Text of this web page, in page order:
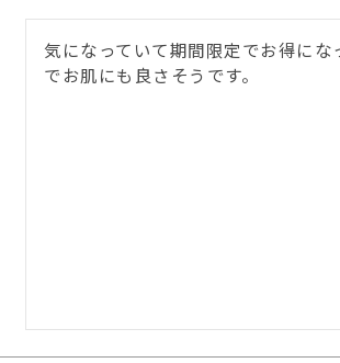
気になっていて期間限定でお得に
でお肌にも良さそうです。